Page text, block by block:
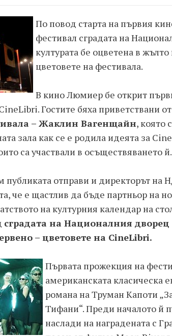
По повод старта на първия
фестивал сградата на
културата бе оцветена в
цветовете на фестивала.
В кино Люмиер бе открит
Гостите бяха приветствани от
– Жаклин Вагенщайн, която
зала как се е родила идеята за
са участвали в осъществяването й.
публиката отправи и директорът на
че е щастлив да бъде партньор на
на културния календар на
сградата на Националния дворец
– цветовете на CineLibri.
Първата прожекция на
американската класическа
романа на Труман Капоти
Тифани“. Преди началото й
наслади на наградената с